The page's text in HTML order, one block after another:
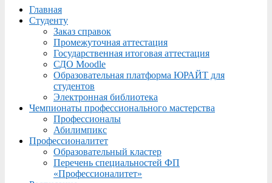
Menu
Главная
Студенту
Заказ справок
Промежуточная аттестация
Государственная итоговая аттестация
СДО Moodle
Образовательная платформа ЮРАЙТ для
студентов
Электронная библиотека
Чемпионаты профессионального мастерства
Профессионалы
Абилимпикс
Профессионалитет
Образовательный кластер
Перечень специальностей ФП
«Профессионалитет»